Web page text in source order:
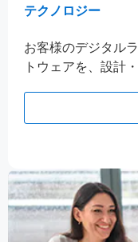
テクノロジー
お客様のデジタル
トウェアを、設計